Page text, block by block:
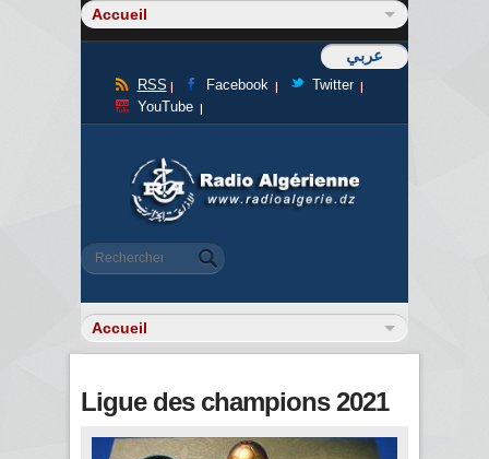
عربي
RSS Facebook
Twitter
YouTube
Formulaire de recherche
Rechercher
Ligue des champions 2021